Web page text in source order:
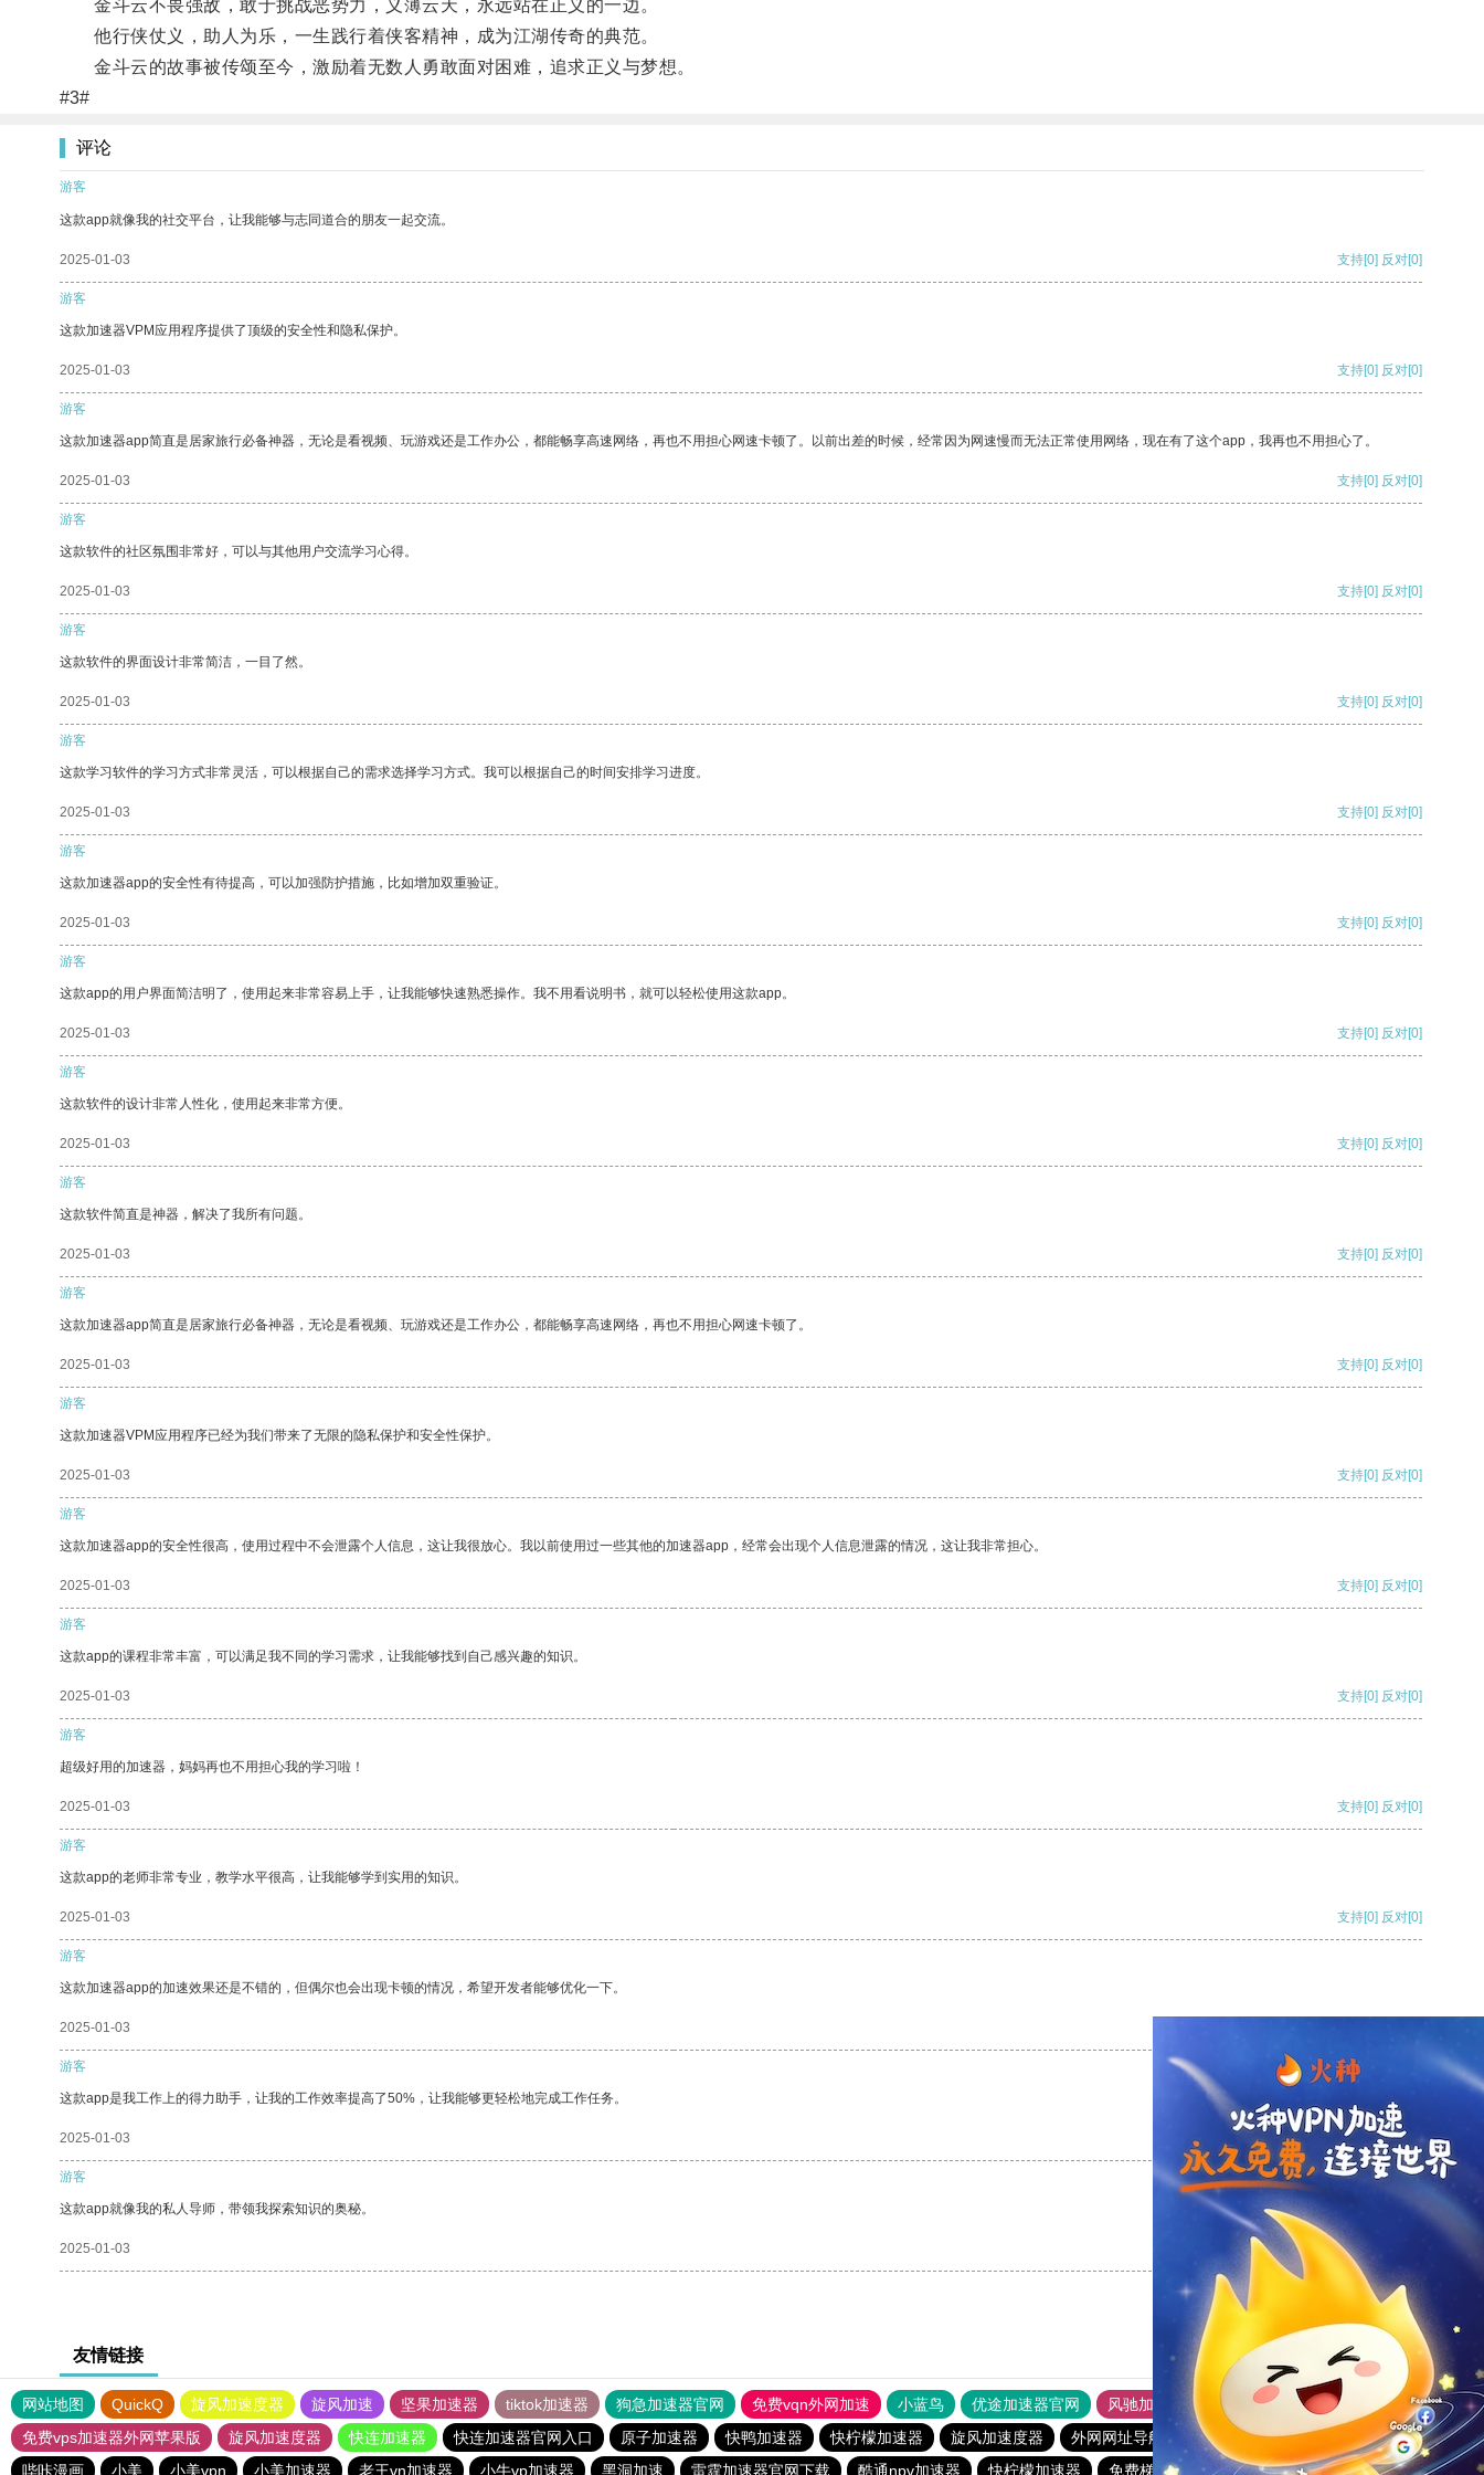
金斗云不畏强敌，敢于挑战恶势力，义薄云天，永远站在正义的一边。
他行侠仗义，助人为乐，一生践行着侠客精神，成为江湖传奇的典范。
金斗云的故事被传颂至今，激励着无数人勇敢面对困难，追求正义与梦想。
#3#
评论
游客
这款app就像我的社交平台，让我能够与志同道合的朋友一起交流。
2025-01-03 支持[0] 反对[0]
游客
这款加速器VPM应用程序提供了顶级的安全性和隐私保护。
2025-01-03 支持[0] 反对[0]
游客
这款加速器app简直是居家旅行必备神器，无论是看视频、玩游戏还是工作办公，都能畅享高速网络，再也不用担心网速卡顿了。以前出差的时候，经常因为网速慢而无法正常使用网络，现在有了这个app，我再也不用担心了。
2025-01-03 支持[0] 反对[0]
游客
这款软件的社区氛围非常好，可以与其他用户交流学习心得。
2025-01-03 支持[0] 反对[0]
游客
这款软件的界面设计非常简洁，一目了然。
2025-01-03 支持[0] 反对[0]
游客
这款学习软件的学习方式非常灵活，可以根据自己的需求选择学习方式。我可以根据自己的时间安排学习进度。
2025-01-03 支持[0] 反对[0]
游客
这款加速器app的安全性有待提高，可以加强防护措施，比如增加双重验证。
2025-01-03 支持[0] 反对[0]
游客
这款app的用户界面简洁明了，使用起来非常容易上手，让我能够快速熟悉操作。我不用看说明书，就可以轻松使用这款app。
2025-01-03 支持[0] 反对[0]
游客
这款软件的设计非常人性化，使用起来非常方便。
2025-01-03 支持[0] 反对[0]
游客
这款软件简直是神器，解决了我所有问题。
2025-01-03 支持[0] 反对[0]
游客
这款加速器app简直是居家旅行必备神器，无论是看视频、玩游戏还是工作办公，都能畅享高速网络，再也不用担心网速卡顿了。
2025-01-03 支持[0] 反对[0]
游客
这款加速器VPM应用程序已经为我们带来了无限的隐私保护和安全性保护。
2025-01-03 支持[0] 反对[0]
游客
这款加速器app的安全性很高，使用过程中不会泄露个人信息，这让我很放心。我以前使用过一些其他的加速器app，经常会出现个人信息泄露的情况，这让我非常担心。
2025-01-03 支持[0] 反对[0]
游客
这款app的课程非常丰富，可以满足我不同的学习需求，让我能够找到自己感兴趣的知识。
2025-01-03 支持[0] 反对[0]
游客
超级好用的加速器，妈妈再也不用担心我的学习啦！
2025-01-03 支持[0] 反对[0]
游客
这款app的老师非常专业，教学水平很高，让我能够学到实用的知识。
2025-01-03 支持[0] 反对[0]
游客
这款加速器app的加速效果还是不错的，但偶尔也会出现卡顿的情况，希望开发者能够优化一下。
2025-01-03
游客
这款app是我工作上的得力助手，让我的工作效率提高了50%，让我能够更轻松地完成工作任务。
2025-01-03 支持 [0] 反对 [0]
游客
这款app就像我的私人导师，带领我探索知识的奥秘。
2025-01-03 支持
友情链接
网站地图 QuickQ 旋风加速度器 旋风加速 坚果加速器 tiktok加速器 狗急加速器官网 免费vqn外网加速 小蓝鸟 优途加速器官网 风驰加速器
旋风加速器
免费vps加速器外网苹果版
旋风加速度器 快连加速器 快连加速器官网入口 原子加速器 快鸭加速器 快柠檬加速器 旋风加速度器 外网网址导航 软件中心 雷霆加速
狂飙加速器
哔咔漫画
小美 小美vpn 小美加速器 老王vn加速器 小牛vp加速器 黑洞加速 雷霆加速器官网下载 酷通npv加速器 快柠檬加速器 免费梯子加速器app七天 雷霆加器速